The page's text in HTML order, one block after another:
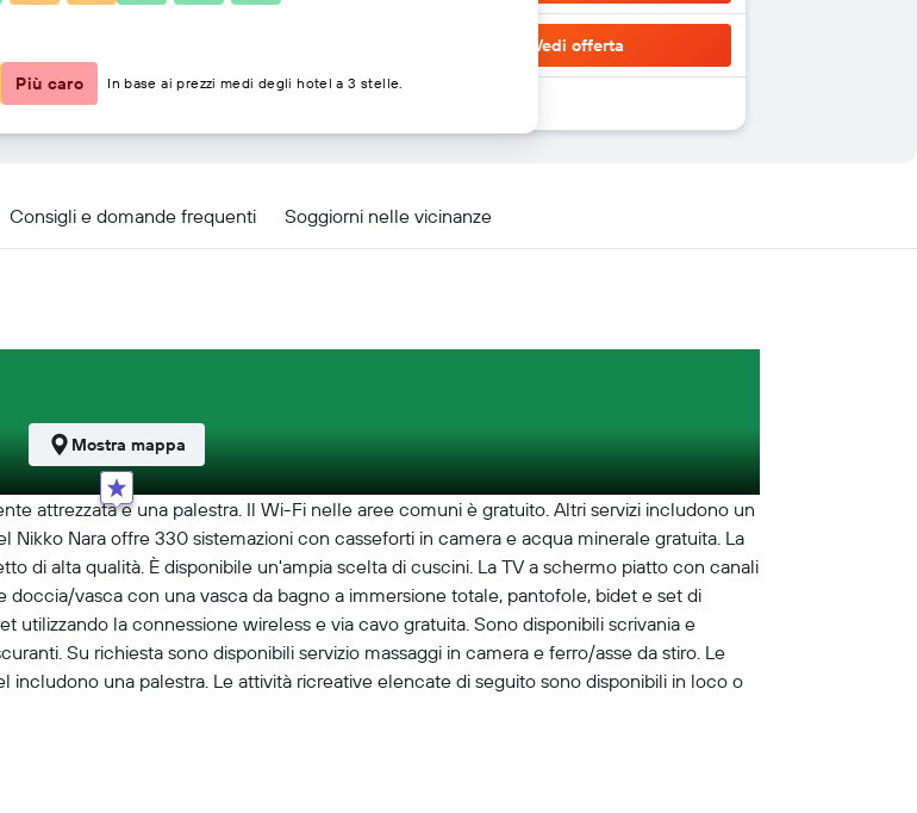
Vedi offerta
Consigli e domande frequenti Soggiorni nelle vicinanze
attrezzata e una palestra. Il Wi-Fi nelle aree comuni è gratuito. Altri servizi includono un
Nara offre 330 sistemazioni con casseforti in camera e acqua minerale gratuita. La
di alta qualità. È disponibile un'ampia scelta di cuscini. La TV a schermo piatto con canali
vasca con una vasca da bagno a immersione totale, pantofole, bidet e set di
utilizzando la connessione wireless e via cavo gratuita. Sono disponibili scrivania e
Su richiesta sono disponibili servizio massaggi in camera e ferro/asse da stiro. Le
includono una palestra. Le attività ricreative elencate di seguito sono disponibili in loco o
Mostra mappa
Più caro In base ai prezzi medi degli hotel a 3 stelle.